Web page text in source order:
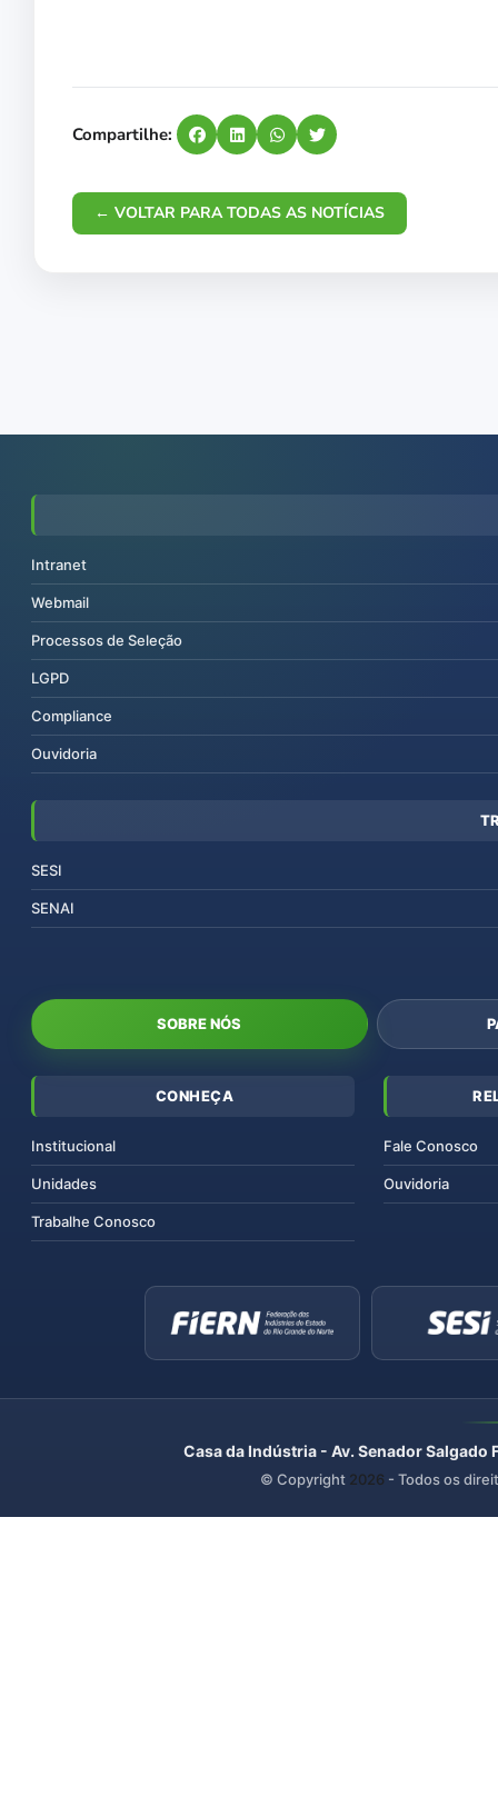
Compartilhe:
← VOLTAR PARA TODAS AS NOTÍCIAS
Intranet
Webmail
Processos de Seleção
LGPD
Compliance
Ouvidoria
SESI
SENAI
SOBRE NÓS
CONHEÇA
Institucional
Unidades
Trabalhe Conosco
Fale Conosco
Ouvidoria
Casa da Indústria - Av. Senador
© Copyright 2026 - Todos os